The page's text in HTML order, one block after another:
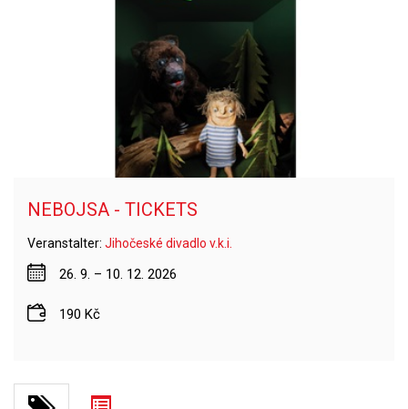
NEBOJSA - TICKETS
Veranstalter: Jihočeské divadlo v.k.i.
26. 9. – 10. 12. 2026
190 Kč